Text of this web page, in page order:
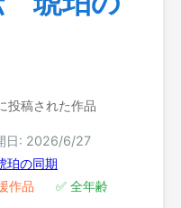
投稿された作品
日: 2026/6/27
の同期
作品 ✅ 全年齢